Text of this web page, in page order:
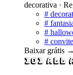
decorativa ·
#
#
#
# convite
Baixar grátis →
101 All